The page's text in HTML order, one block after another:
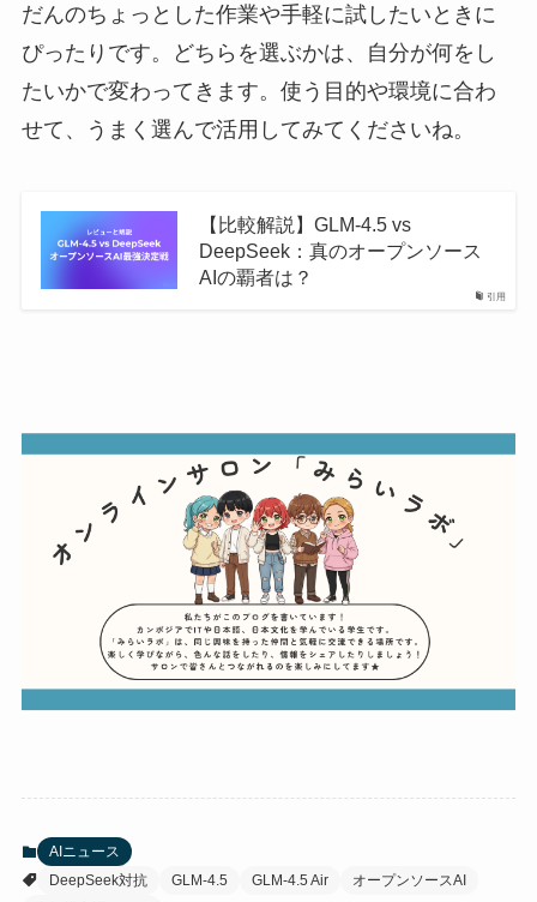
だんのちょっとした作業や手軽に試したいときに
ぴったりです。どちらを選ぶかは、自分が何をし
たいかで変わってきます。使う目的や環境に合わ
せて、うまく選んで活用してみてくださいね。
引用
【比較解説】GLM-4.5 vs
DeepSeek：真のオープンソース
AIの覇者は？
AIニュース
DeepSeek対抗
GLM-4.5 GLM-4.5 Air
オープンソースAI